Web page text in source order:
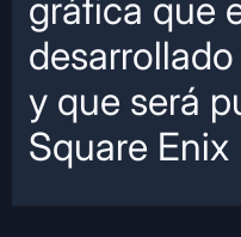
gráfica que
y que será
Square Enix